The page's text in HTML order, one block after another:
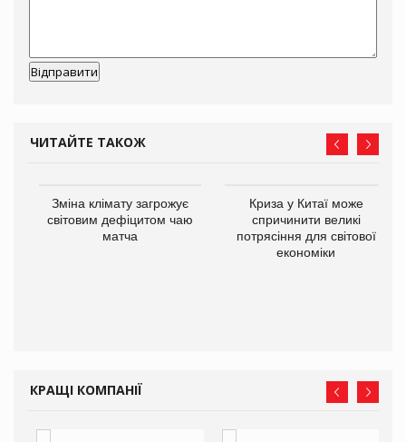
ЧИТАЙТЕ ТАКОЖ
Зміна клімату загрожує
світовим дефіцитом чаю
матча
Криза у Китаї може
спричинити великі
потрясіння для світової
економіки
КРАЩІ КОМПАНІЇ